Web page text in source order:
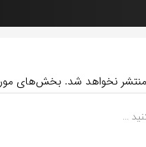
نخواهد شد. بخش‌های